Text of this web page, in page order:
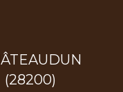
(28200)